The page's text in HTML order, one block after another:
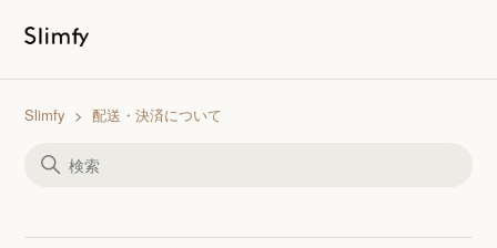
Slimfy 配送・決済について